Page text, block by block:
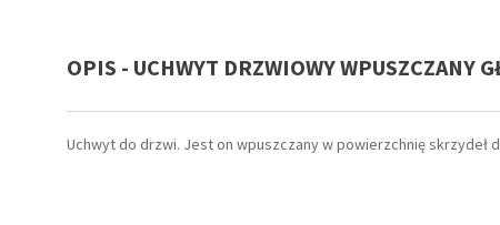
OPIS - UCHWYT DRZWIOWY WPUSZCZANY
Uchwyt do drzwi. Jest on wpuszczany w powierzchnię skrzydeł